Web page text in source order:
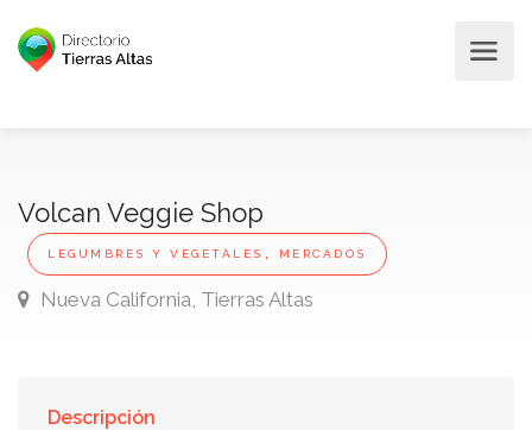
Volcan Veggie Shop
LEGUMBRES Y VEGETALES , MERCADOS
Nueva California, Tierras Altas
Descripción